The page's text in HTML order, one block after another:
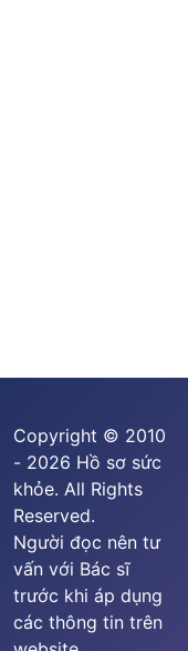
Copyright © 2010
- 2026 Hồ sơ sức
khỏe. All Rights
Reserved.
Người đọc nên tư
vấn với Bác sĩ
trước khi áp dụng
các thông tin trên